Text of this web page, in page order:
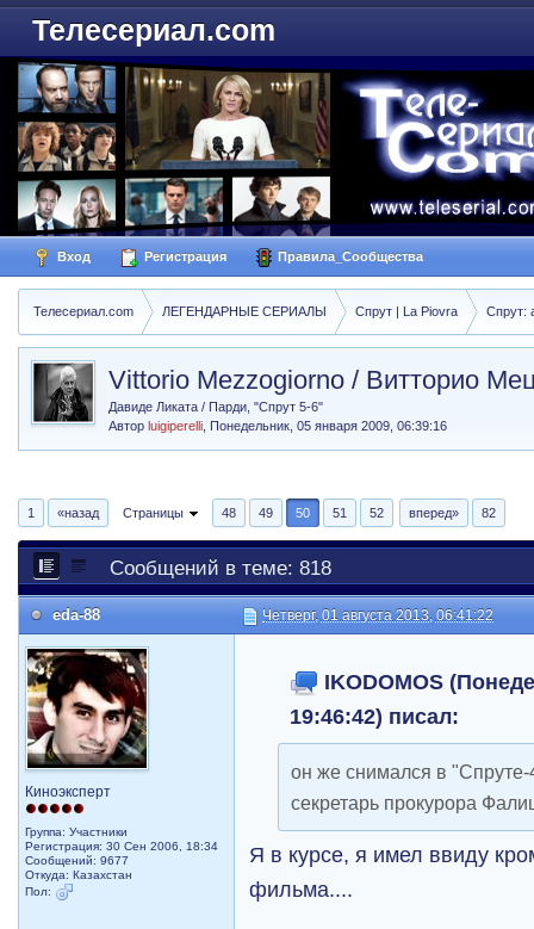
Телесериал.com
Вход Регистрация Правила_Сообщества
Телесериал.com ЛЕГЕНДАРНЫЕ СЕРИАЛЫ Спрут | La Piovra Спрут:
Vittorio Mezzogiorno / Витторио
Давиде Ликата / Парди, "Спрут 5-6"
Авторluigiperelli ,Понедельник, 05 января 2009, 06:39:16
1 «назад Страницы 48 49 50 51 52 вперед» 82
Сообщений в теме: 818
eda-88 Четверг, 01 августа 2013, 06:41:22
Киноэксперт
Группа: Участники
Регистрация: 30 Сен 2006, 18:34
Сообщений: 9677
Откуда: Казахстан
Пол:
IKODOMOS
19:46:42) писал:
он же снимался в "Спруте-
секретарь прокурора
Я в курсе, я имел ввиду
фильма....